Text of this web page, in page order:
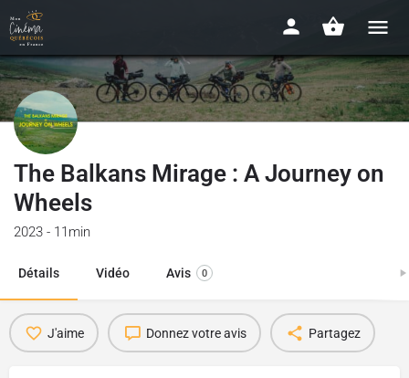
The Balkans Mirage : A Journey on
Wheels
2023 - 11min
Détails Vidéo Avis 0
J'aime Donnez votre avis Partagez